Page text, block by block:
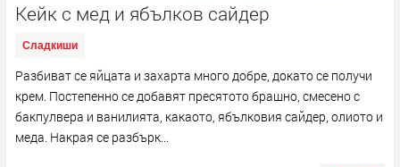
Кейк с мед и ябълков сайдер
Сладкиши
Разбиват се яйцата и захарта много добре, докато се получи
крем. Постепенно се добавят пресятото брашно, смесено с
бакпулвера и ванилията, какаото, ябълковия сайдер, олиото и
меда. Накрая се разбърк...